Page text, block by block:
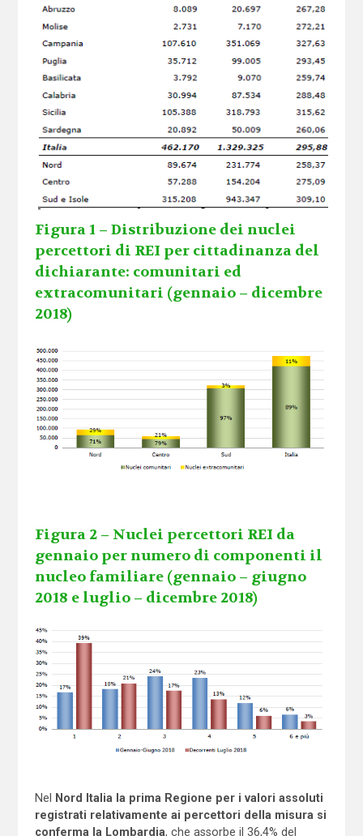
Figura 1 – Distribuzione dei nuclei
percettori di REI per cittadinanza del
dichiarante: comunitari ed
extracomunitari (gennaio – dicembre
2018)
Figura 2 – Nuclei percettori REI da
gennaio per numero di componenti il
nucleo familiare (gennaio – giugno
2018 e luglio – dicembre 2018)
Nel Nord Italia la prima Regione per i valori assoluti
registrati relativamente ai percettori della misura si
conferma la Lombardia, che assorbe il 36,4% del